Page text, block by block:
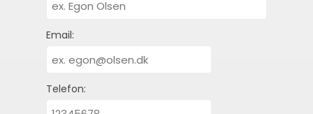
Email:
Telefon: